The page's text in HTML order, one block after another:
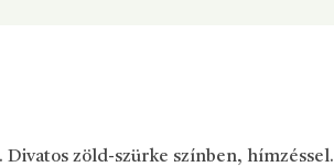
zöld-szürke színben, hímzéssel.